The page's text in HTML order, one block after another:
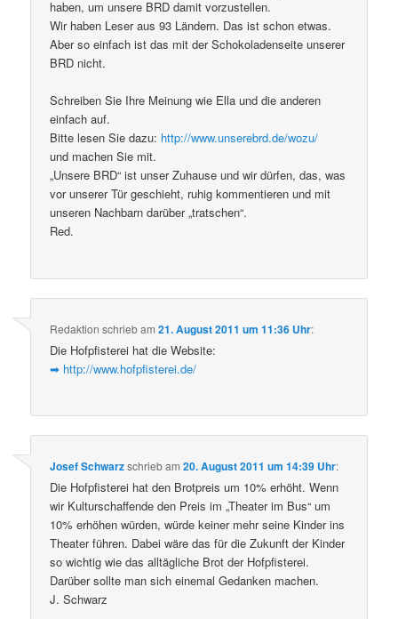
haben, um unsere BRD damit vorzustellen.
Wir haben Leser aus 93 Ländern. Das ist schon etwas.
Aber so einfach ist das mit der Schokoladenseite unserer
BRD nicht.
Schreiben Sie Ihre Meinung wie Ella und die anderen
einfach auf.
Bitte lesen Sie dazu: http://www.unserebrd.de/wozu/
und machen Sie mit.
„Unsere BRD“ ist unser Zuhause und wir dürfen, das, was
vor unserer Tür geschieht, ruhig kommentieren und mit
unseren Nachbarn darüber „tratschen“.
Red.
Redaktion schriebam21. August 2011 um 11:36 Uhr:
Die Hofpfisterei hat die Website:
➡ http://www.hofpfisterei.de/
Josef Schwarzschriebam20. August 2011 um 14:39 Uhr:
Die Hofpfisterei hat den Brotpreis um 10% erhöht. Wenn
wir Kulturschaffende den Preis im „Theater im Bus“ um
10% erhöhen würden, würde keiner mehr seine Kinder ins
Theater führen. Dabei wäre das für die Zukunft der Kinder
so wichtig wie das alltägliche Brot der Hofpfisterei.
Darüber sollte man sich einemal Gedanken machen.
J. Schwarz